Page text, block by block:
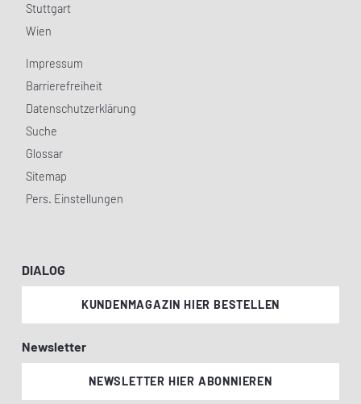
Stuttgart
Wien
Impressum
Barrierefreiheit
Datenschutzerklärung
Suche
Glossar
Sitemap
Pers. Einstellungen
DIALOG
KUNDENMAGAZIN HIER BESTELLEN
Newsletter
NEWSLETTER HIER ABONNIEREN